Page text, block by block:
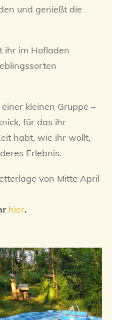
und genießt die
ihr im Hofladen
kleinen Gruppe –
für das ihr
habt, wie ihr wollt,
Erlebnis.
von Mitte April
hier.